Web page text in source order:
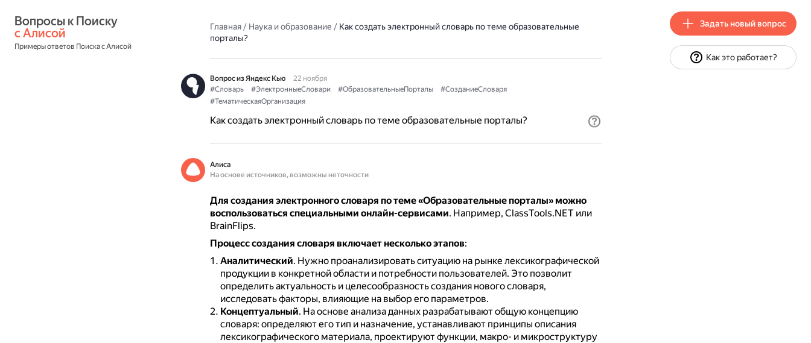
с Алисой
Примеры ответов Поиска с Алисой
Главная/ Наука и образование / Как создать электронный словарь по теме образовательные
порталы?
Вопрос из Яндекс Кью
22 ноября
#Словарь
#ЭлектронныеСловари #ОбразовательныеПорталы
#СозданиеСловаря
#ТематическаяОрганизация
Как создать электронный словарь по теме образовательные порталы?
Алиса
На основе источников, возможны неточности
Для создания электронного словаря по теме «Образовательные порталы» можно
воспользоваться специальными онлайн-сервисами. Например, ClassTools.NET или
BrainFlips.
Процесс создания словаря включает несколько этапов:
Аналитический. Нужно проанализировать ситуацию на рынке лексикографической
продукции в конкретной области и потребности пользователей. Это позволит
определить актуальность и целесообразность создания нового словаря,
исследовать факторы, влияющие на выбор его параметров.
Концептуальный. На основе анализа данных разрабатывают общую концепцию
словаря: определяют его тип и назначение, устанавливают принципы описания
лексикографического материала, проектируют функции, макро- и микроструктуру
Задать новый вопрос
Как это работает?